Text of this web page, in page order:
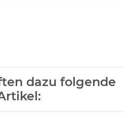
dazu folgende